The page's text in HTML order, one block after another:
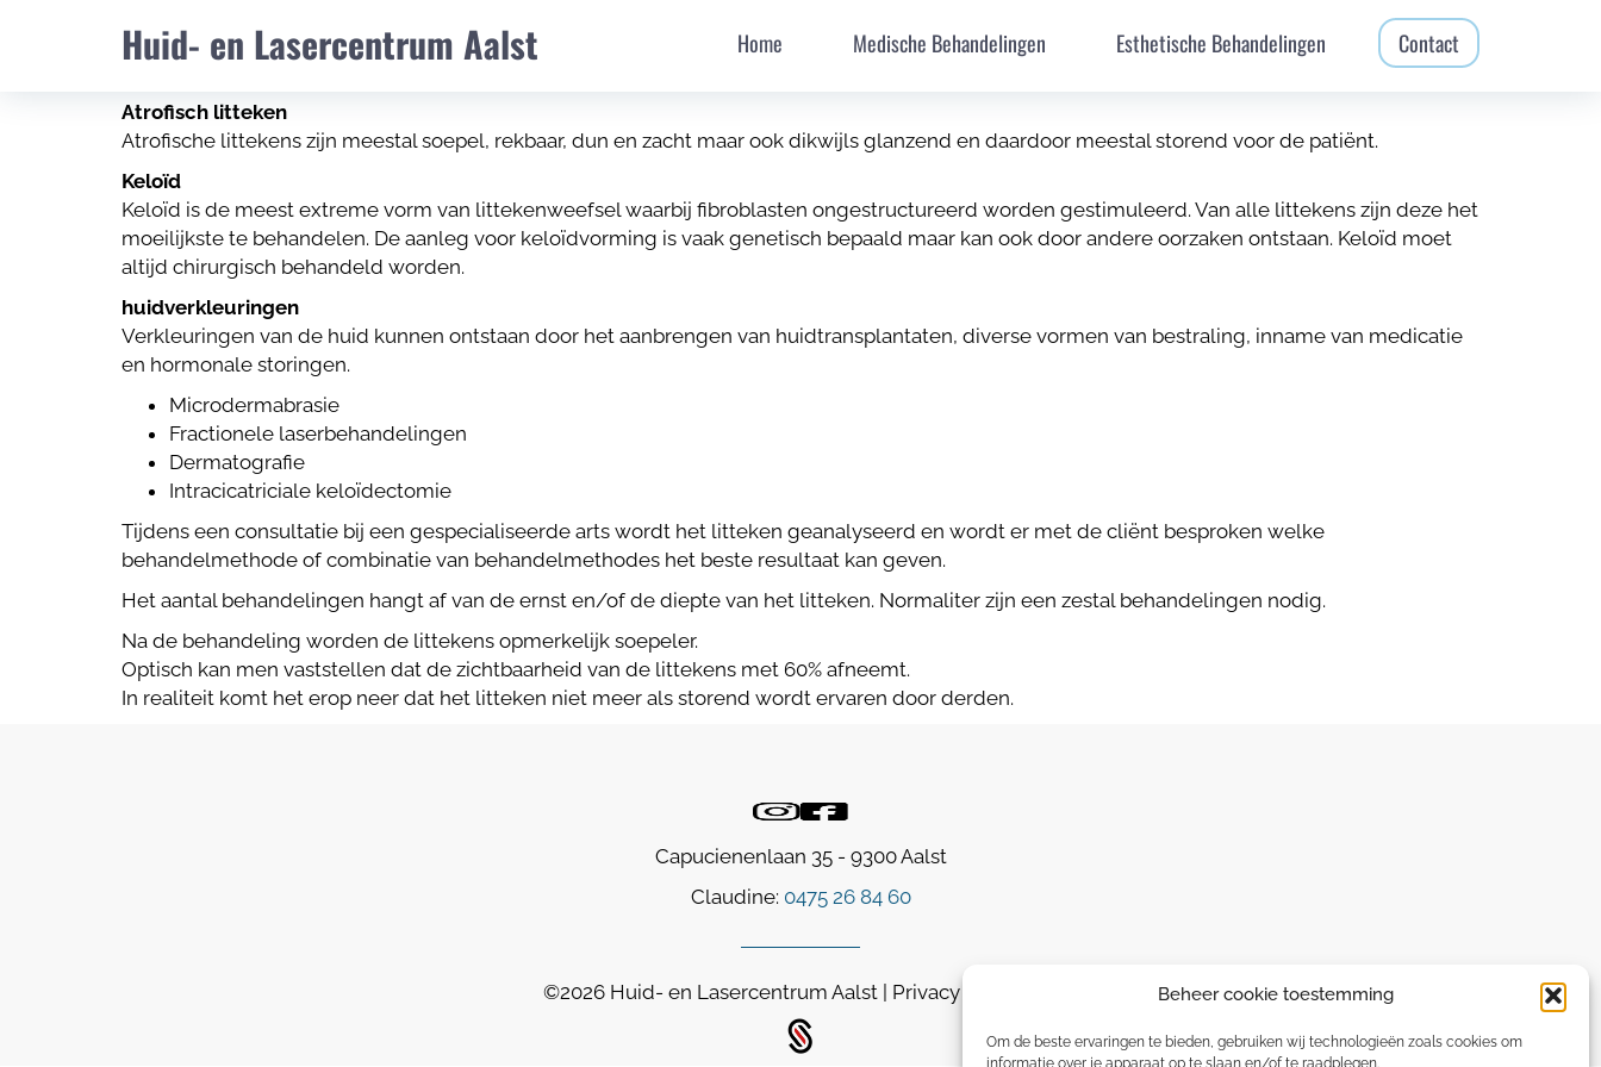
Beheer cookie toestemming
Om de beste ervaringen te bieden, gebruiken wij technologieën zoals cookies om
informatie over je apparaat op te slaan en/of te raadplegen.
Huid- en Lasercentrum Aalst Home Medische Behandelingen Esthetische Behandelingen Contact
Een hard, dik, zeer gespannen litteken. Het is vaak verkleurd (wit of rood) en verheven boven de normale huid. Hypertrofische littekenvorming
Atrofisch litteken
Atrofische littekens zijn meestal soepel, rekbaar, dun en zacht maar ook dikwijls glanzend en daardoor meestal storend voor de patiënt.
Keloïd
Keloïd is de meest extreme vorm van littekenweefsel waarbij fibroblasten ongestructureerd worden gestimuleerd. Van alle littekens zijn deze het
moeilijkste te behandelen. De aanleg voor keloïdvorming is vaak genetisch bepaald maar kan ook door andere oorzaken ontstaan. Keloïd moet
altijd chirurgisch behandeld worden.
huidverkleuringen
Verkleuringen van de huid kunnen ontstaan door het aanbrengen van huidtransplantaten, diverse vormen van bestraling, inname van medicatie
en hormonale storingen.
Microdermabrasie
Fractionele laserbehandelingen
Dermatografie
Intracicatriciale keloïdectomie
Tijdens een consultatie bij een gespecialiseerde arts wordt het litteken geanalyseerd en wordt er met de cliënt besproken welke
behandelmethode of combinatie van behandelmethodes het beste resultaat kan geven.
Het aantal behandelingen hangt af van de ernst en/of de diepte van het litteken. Normaliter zijn een zestal behandelingen nodig.
Na de behandeling worden de littekens opmerkelijk soepeler.
Optisch kan men vaststellen dat de zichtbaarheid van de littekens met 60% afneemt.
In realiteit komt het erop neer dat het litteken niet meer als storend wordt ervaren door derden.
Capucienenlaan 35 - 9300 Aalst
Claudine: 0475 26 84 60
©2026 Huid- en Lasercentrum Aalst Privacy & Cookies